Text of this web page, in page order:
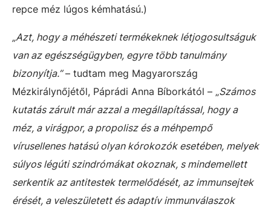
repce méz lúgos kémhatású.)
„Azt, hogy a méhészeti termékeknek létjogosultságuk
van az egészségügyben, egyre több tanulmány
bizonyítja.”– tudtam meg Magyarország
Mézkirálynőjétől, Páprádi Anna Bíborkától – „Számos
kutatás zárult már azzal a megállapítással, hogy a
méz, a virágpor, a propolisz és a méhpempő
vírusellenes hatású olyan kórokozók esetében, melyek
súlyos légúti szindrómákat okoznak, s mindemellett
serkentik az antitestek termelődését, az immunsejtek
érését, a veleszületett és adaptív immunválaszok